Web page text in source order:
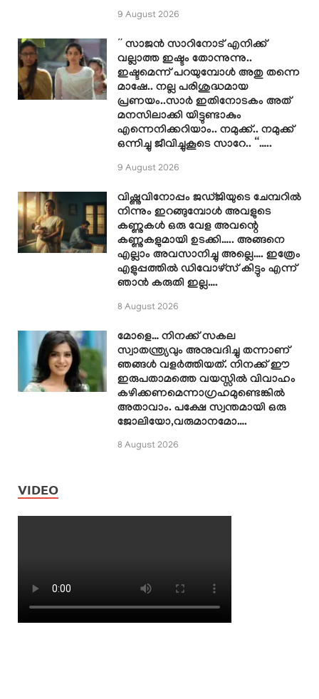
9 August 2026
” സാജൻ സാറിനോട് എനിക്ക്
വല്ലാത്ത ഇഷ്ടം തോന്നുന്നു..
ഇഷ്ടമെന്ന് പറയുമ്പോൾ അതു തന്നെ
മാഷേ.. നല്ല പരിശുദ്ധമായ
പ്രണയം..സാർ ഇതിനോടകം അത്
മനസിലാക്കി യിട്ടുണ്ടാകും
എന്നെനിക്കറിയാം.. നമുക്ക്.. നമുക്ക്
ഒന്നിച്ചു ജീവിച്ചുകൂടെ സാറേ.. “…..
9 August 2026
വിഷ്ണുവിനോപ്പം ജഡ്ജിയുടെ ചേമ്പറിൽ
നിന്നും ഇറങ്ങുമ്പോൾ അവളുടെ
കണ്ണുകൾ ഒരു വേള അവന്റെ
കണ്ണുകളുമായി ഉടക്കി….. അങ്ങനെ
എല്ലാം അവസാനിച്ചു അല്ലെ…. ഇത്രേം
എളുപ്പത്തിൽ ഡിവോഴ്സ് കിട്ടും എന്ന്
ഞാൻ കരുതി ഇല്ല….
8 August 2026
മോളെ… നിനക്ക് സകല
സ്വാതന്ത്ര്യവും അനുവദിച്ചു തന്നാണ്
ഞങ്ങൾ വളർത്തിയത്. നിനക്ക് ഈ
ഇരുപതാമത്തെ വയസ്സിൽ വിവാഹം
കഴിക്കണമെന്നാഗ്രഹമുണ്ടെങ്കിൽ
അതാവാം. പക്ഷേ സ്വന്തമായി ഒരു
ജോലിയോ,വരുമാനമോ….
8 August 2026
VIDEO